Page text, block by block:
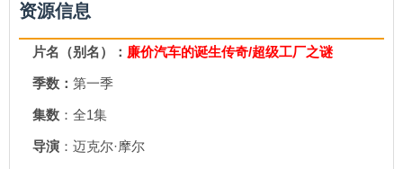
资源信息
片名（别名）： 廉价汽车的诞生传奇/超级工厂之谜
季数： 第一季
集数 ：全1集
导演 ：迈克尔·摩尔